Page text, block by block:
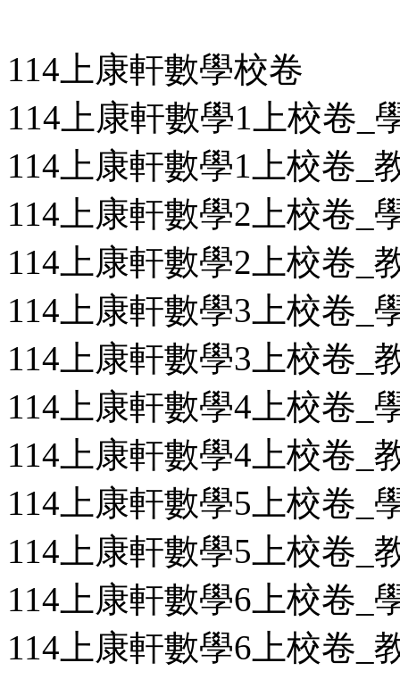
114上康軒數學校卷
114上康軒數學1上校卷_
114上康軒數學1上校卷_
114上康軒數學2上校卷_
114上康軒數學2上校卷_
114上康軒數學3上校卷_
114上康軒數學3上校卷_
114上康軒數學4上校卷_
114上康軒數學4上校卷_
114上康軒數學5上校卷_
114上康軒數學5上校卷_
114上康軒數學6上校卷_
114上康軒數學6上校卷_